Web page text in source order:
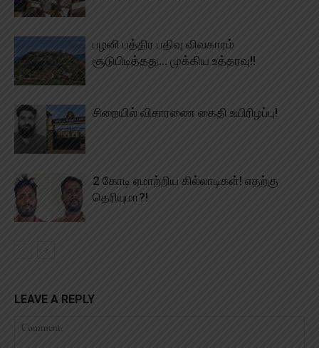
பழனி பத்திர பதிவு விவகாரம்
சூடுபிடித்தது… முக்கிய உத்தரவு!!
சிறையில் விசாரணை கைதி உயிரிழப்பு!
2 கோடி ஏமாற்றிய கில்லாடிகள்! எதற்கு
தெரியுமா?!
LEAVE A REPLY